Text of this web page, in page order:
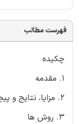
فهرست مطالب
چکیده
1. مقدمه
۲. مزایا، نتایج و پیچیدگی روابط
۳. روش ها